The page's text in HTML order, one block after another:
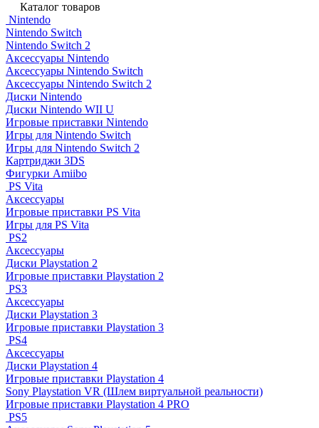
Каталог товаров
Nintendo
Nintendo Switch
Nintendo Switch 2
Аксессуары Nintendo
Аксессуары Nintendo Switch
Аксессуары Nintendo Switch 2
Диски Nintendo
Диски Nintendo WII U
Игровые приставки Nintendo
Игры для Nintendo Switch
Игры для Nintendo Switch 2
Картриджи 3DS
Фигурки Amiibo
PS Vita
Аксессуары
Игровые приставки PS Vita
Игры для PS Vita
PS2
Аксессуары
Диски Playstation 2
Игровые приставки Playstation 2
PS3
Аксессуары
Диски Playstation 3
Игровые приставки Playstation 3
PS4
Аксессуары
Диски Playstation 4
Игровые приставки Playstation 4
Sony Playstation VR (Шлем виртуальной реальности)
Игровые приставки Playstation 4 PRO
PS5